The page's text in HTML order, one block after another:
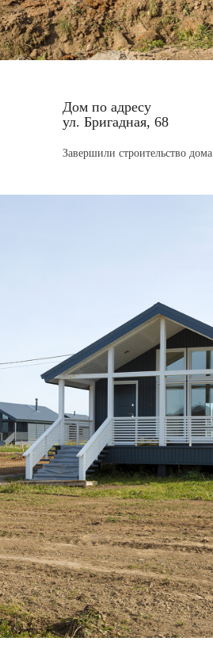
Завершили строительство дома
Дом по адресу
ул. Бригадная, 68